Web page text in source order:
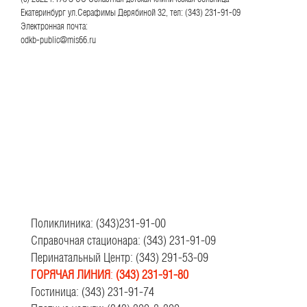
Екатеринбург ул.Серафимы Дерябиной 32, тел: (343) 231-91-09
Электронная почта:
odkb-public@mis66.ru
Поликлиника: (343)231-91-00
Справочная стационара: (343) 231-91-09
Перинатальный Центр: (343) 291-53-09
ГОРЯЧАЯ ЛИНИЯ: (343) 231-91-80
Гостиница: (343) 231-91-74